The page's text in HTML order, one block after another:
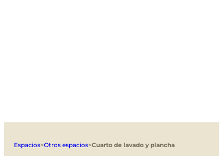
Espacios>Otros espacios>Cuarto de lavado y plancha